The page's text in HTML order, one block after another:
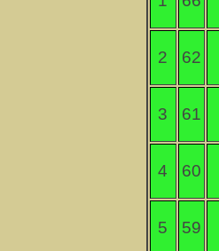
2 62
3 61
4 60
5 59